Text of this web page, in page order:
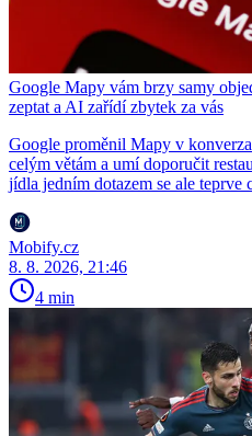
Google Mapy vám brzy samy
zeptat a AI zařídí zbytek za vás
Google proměnil Mapy v
celým větám a umí doporučit
jídla jedním dotazem se ale teprve
Mobify.cz
8. 8. 2026, 21:46
4 min